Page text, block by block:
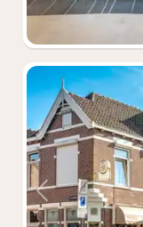
Vorige